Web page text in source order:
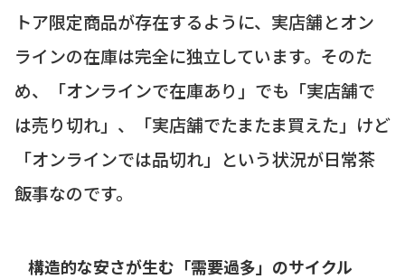
トア限定商品が存在するように、実店舗とオン
ラインの在庫は完全に独立しています。そのた
め、「オンラインで在庫あり」でも「実店舗で
は売り切れ」、「実店舗でたまたま買えた」けど
「オンラインでは品切れ」という状況が日常茶
飯事なのです。
構造的な安さが生む「需要過多」のサイクル